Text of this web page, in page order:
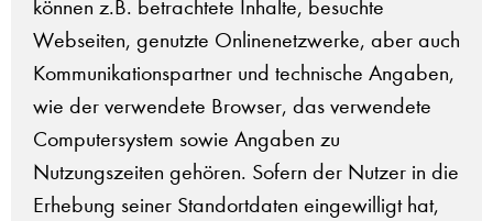
können z.B. betrachtete Inhalte, besuchte
Webseiten, genutzte Onlinenetzwerke, aber auch
Kommunikationspartner und technische Angaben,
wie der verwendete Browser, das verwendete
Computersystem sowie Angaben zu
Nutzungszeiten gehören. Sofern der Nutzer in die
Erhebung seiner Standortdaten eingewilligt hat,